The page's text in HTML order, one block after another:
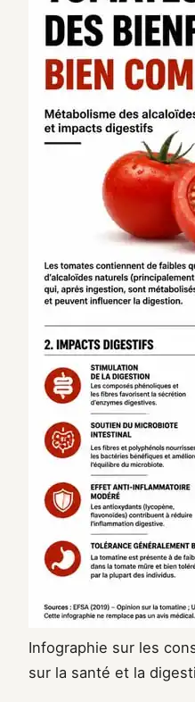
Infographie sur les
sur la santé et la